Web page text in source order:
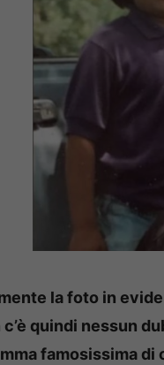
la foto in
quindi nessun
famosissima